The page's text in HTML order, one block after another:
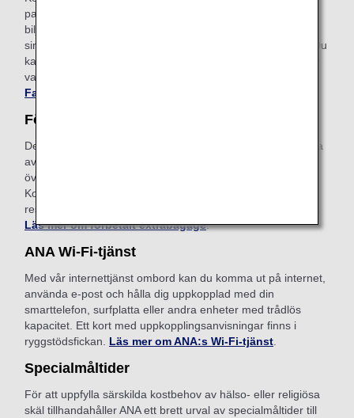
passagerare att behålla sina boknings- och
biljettprisuppgifter om de behöver mer tid för att bestämma
sina biljettköp (upp till 72 timmar innan biljetten utfärdas). Du
kan ansöka om tjänsten från betalningsskärmen när du har
valt önskad flygresa och biljettpris.
Fare
Förbetalt extrabagage
Det här är en bekväm tjänst som gör att du kan betala extra
avgifter i förväg på ANA:s webbplats för bagage som
överskrider den tillåtna mängden incheckat bagage.
Kostnaden är 150 EUR beroende på viktbegränsning och
resedestination. Ansök online när du har bokat din flygresa.
Läs mer om förbetalt extrabagage.
ANA Wi-Fi-tjänst
Med vår internettjänst ombord kan du komma ut på internet,
använda e-post och hålla dig uppkopplad med din
smarttelefon, surfplatta eller andra enheter med trådlös
kapacitet. Ett kort med uppkopplingsanvisningar finns i
ryggstödsfickan. Läs mer om ANA:s Wi-Fi-tjänst.
Specialmåltider
För att uppfylla särskilda kostbehov av hälso- eller religiösa
skäl tillhandahåller ANA ett brett urval av specialmåltider till